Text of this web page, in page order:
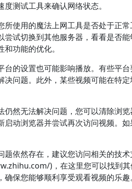
度测试工具来确认网络状态。
所使用的魔法上网工具是否处于正
尝试切换到其他服务器，看看是否
功能的优化。
台的设置也可能影响播放。有些平
决问题。此外，某些视频可能在特
仍然无法解决问题，您可以清除浏
启动浏览器并尝试再次访问视频。
题依然存在，建议您访问相关的技
)，在这里您可以找到其
确保您能够顺利享受观看视频的乐趣。